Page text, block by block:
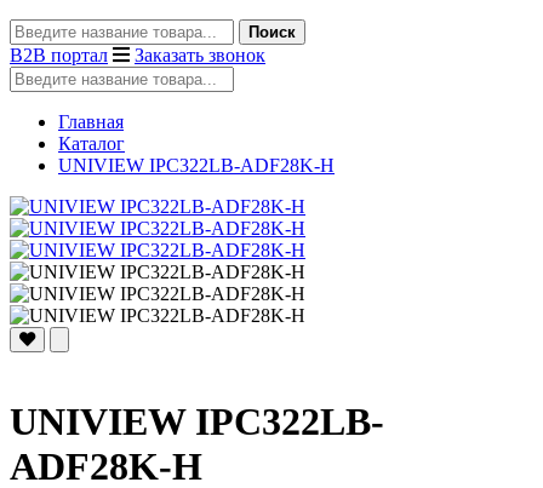
Поиск
B2B портал Заказать звонок
Главная
Каталог
UNIVIEW IPC322LB-ADF28K-H
UNIVIEW IPC322LB-
ADF28K-H